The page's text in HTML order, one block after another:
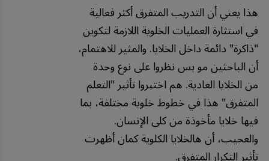
هذا يعني أن التدريب المتفرق أكثر فعالية
في استثارة العمليات الخلوية اللازمة لتكوين
"ذاكرة" دائمة داخل الخلايا. والمثير للاهتمام،
أن الباحثين مو بس نظروا على نوع وحدة
من الخلايا العادية. هم اختبروا تأثير "التعلم
المتفرق" هذا في خطوط خلوية مختلفة، بما
فيها خلايا مأخوذة من كلى الإنسان.
والعجيب، أن هالخلايا الكلوية كمان أظهرت